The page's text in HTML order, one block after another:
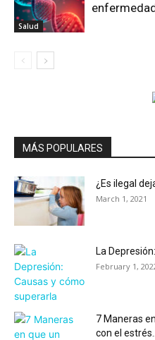
Salud
MÁS POPULARES
¿Es ilegal
March 1, 2021
La
February 1,
7 Maneras
con el